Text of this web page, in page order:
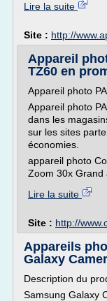
Lire la suite
Site : http://
Appareil
TZ60 en
Appareil photo
Appareil photo
dans les
sur les sites
économies.
appareil photo
Zoom 30x Grand
Lire la suite
Site : http://
Appareils
Galaxy
Description du
Samsung Galaxy